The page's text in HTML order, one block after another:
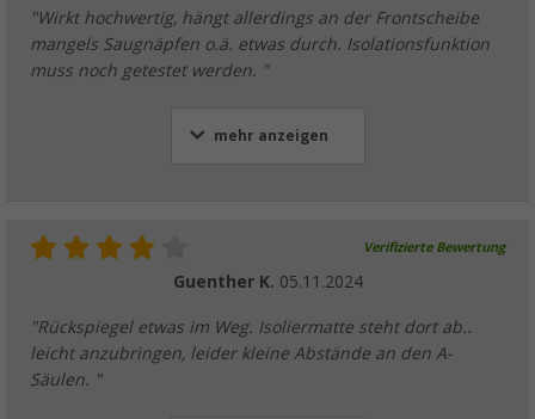
"Wirkt hochwertig, hängt allerdings an der Frontscheibe
mangels Saugnäpfen o.ä. etwas durch. Isolationsfunktion
muss noch getestet werden. "
mehr anzeigen
Verifizierte Bewertung
Guenther K. 05.11.2024
"Rückspiegel etwas im Weg. Isoliermatte steht dort ab..
leicht anzubringen, leider kleine Abstände an den A-
Säulen. "